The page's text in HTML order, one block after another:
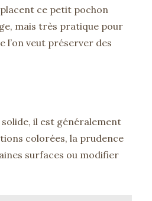
ce petit pochon
mais très pratique pour
l’on veut préserver des
il est généralement
colorées, la prudence
surfaces ou modifier